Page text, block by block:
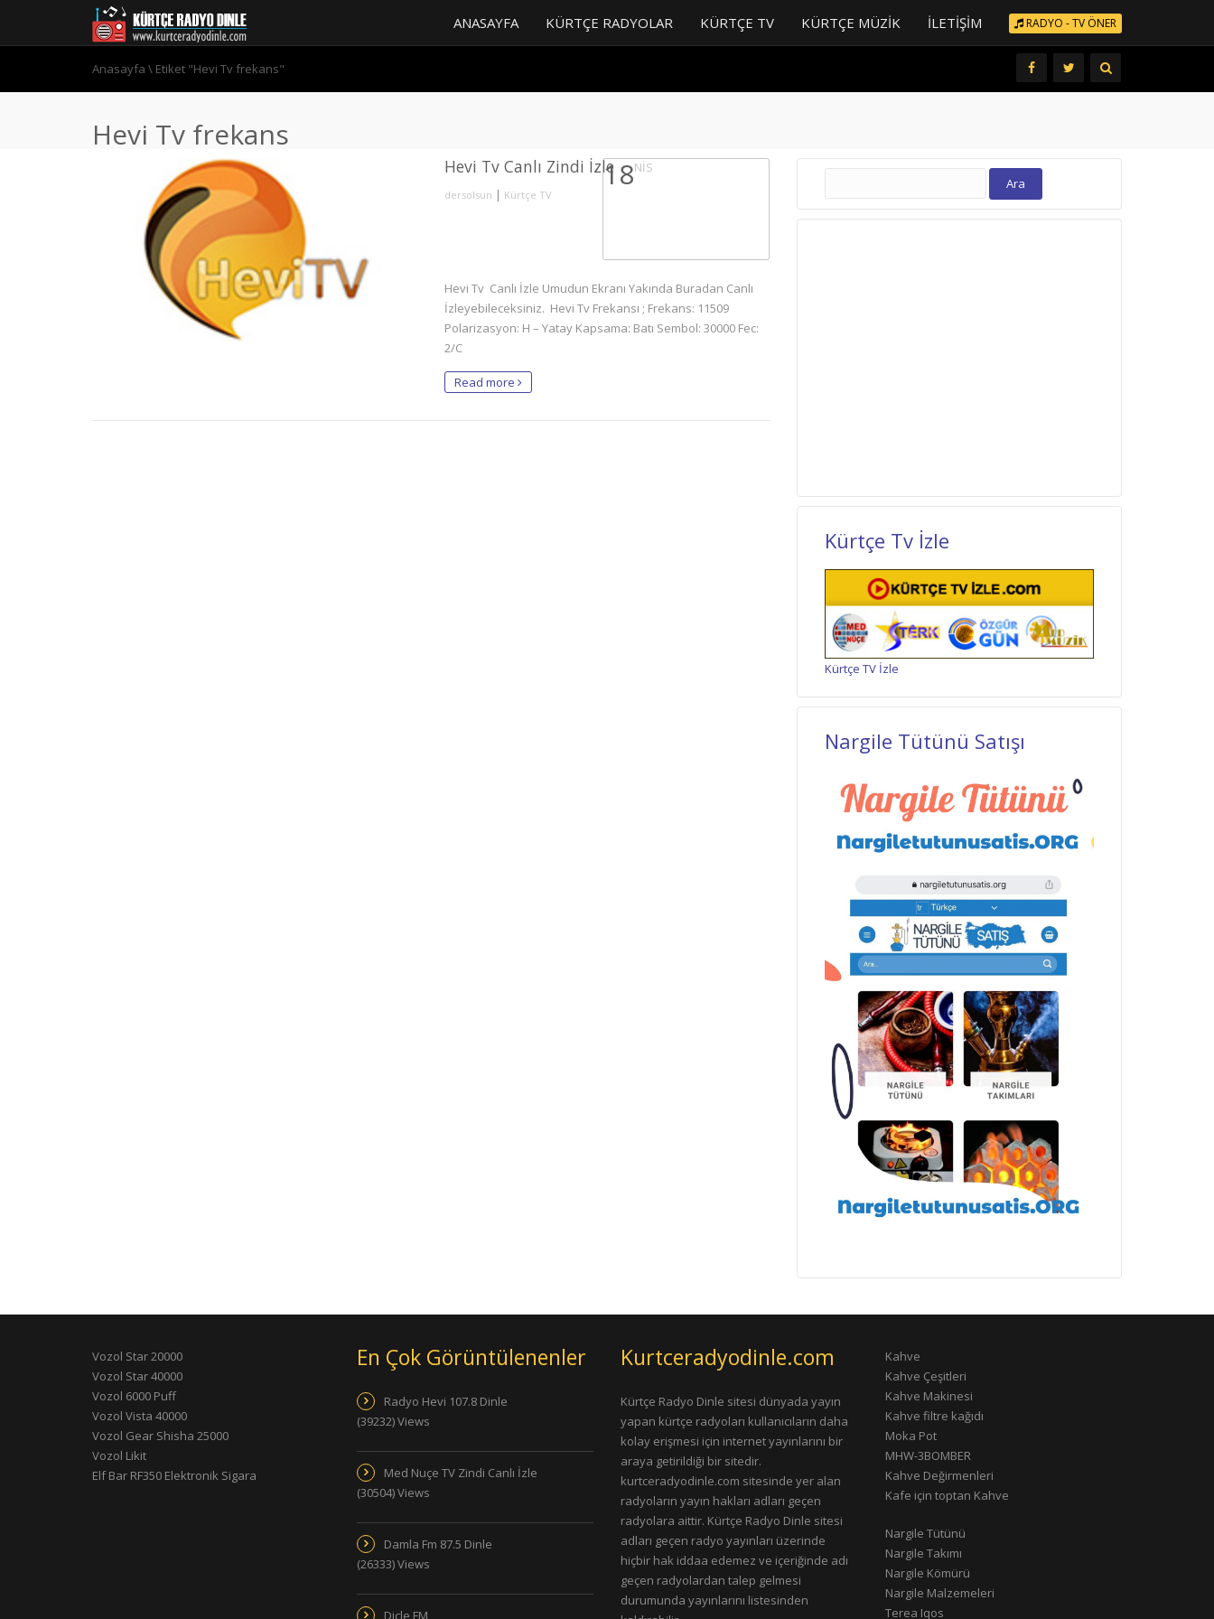
RADYO - TV ÖNER
ANASAYFA KÜRTÇE RADYOLAR KÜRTÇE TV KÜRTÇE MÜZIK İLETIŞIM
Anasayfa \ Etiket "Hevi Tv frekans"
Hevi Tv frekans
Hevi Tv Canlı Zindi İzle
dersolsun | Kürtçe TV
18NIS
Hevi Tv Canlı İzle Umudun Ekranı Yakında Buradan Canlı
İzleyebileceksiniz. Hevi Tv Frekansı ; Frekans: 11509
Polarizasyon: H – Yatay Kapsama: Batı Sembol: 30000 Fec:
2/C
Read more
Arama:
Kürtçe Tv İzle
Kürtçe TV İzle
Nargile Tütünü Satışı
Vozol Star 20000
Vozol Star 40000
Vozol 6000 Puff
Vozol Vista 40000
Vozol Gear Shisha 25000
Vozol Likit
Elf Bar RF350 Elektronik Sigara
En Çok Görüntülenenler
Radyo Hevi 107.8 Dinle
(39232) Views
Med Nuçe TV Zindi Canlı İzle
(30504) Views
Damla Fm 87.5 Dinle
(26333) Views
Kurtceradyodinle.com
Kürtçe Radyo Dinle sitesi dünyada yayın
yapan kürtçe radyoları kullanıcıların daha
kolay erişmesi için internet yayınlarını bir
araya getirildiği bir sitedir.
kurtceradyodinle.com sitesinde yer alan
radyoların yayın hakları adları geçen
radyolara aittir. Kürtçe Radyo Dinle sitesi
adları geçen radyo yayınları üzerinde
hiçbir hak iddaa edemez ve içeriğinde adı
geçen radyolardan talep gelmesi
durumunda yayınlarını listesinden
Kahve
Kahve Çeşitleri
Kahve Makinesi
Kahve filtre kağıdı
Moka Pot
MHW-3BOMBER
Kahve Değirmenleri
Kafe için toptan Kahve
Nargile Tütünü
Nargile Takımı
Nargile Kömürü
Nargile Malzemeleri
Terea Iqos